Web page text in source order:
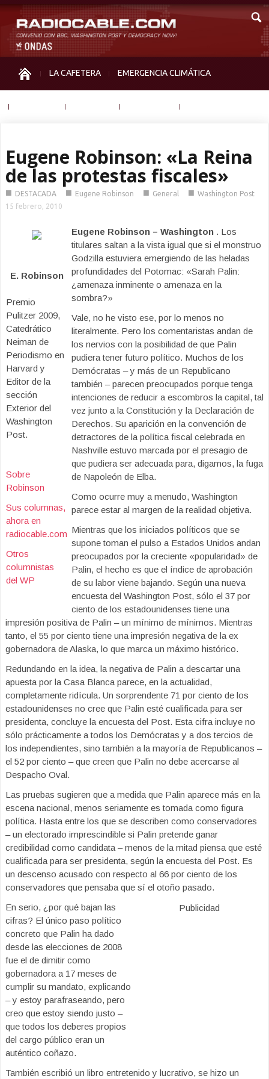
LA CAFETERA EMERGENCIA CLIMÁTICA
Eugene Robinson: «La Reina
de las protestas fiscales»
■ DESTACADA ■ Eugene Robinson ■ General ■ Washington Post
15 febrero, 2010
E. Robinson
Premio
Pulitzer 2009,
Catedrático
Neiman de
Periodismo en
Harvard y
Editor de la
sección
Exterior del
Washington
Post.
Sobre
Robinson
Sus columnas,
ahora en
radiocable.com
Otros
columnistas
del WP
Eugene Robinson – Washington . Los
titulares saltan a la vista igual que si el monstruo
Godzilla estuviera emergiendo de las heladas
profundidades del Potomac: «Sarah Palin:
¿amenaza inminente o amenaza en la
sombra?»
Vale, no he visto ese, por lo menos no
literalmente. Pero los comentaristas andan de
los nervios con la posibilidad de que Palin
pudiera tener futuro político. Muchos de los
Demócratas – y más de un Republicano
también – parecen preocupados porque tenga
intenciones de reducir a escombros la capital, tal
vez junto a la Constitución y la Declaración de
Derechos. Su aparición en la convención de
detractores de la política fiscal celebrada en
Nashville estuvo marcada por el presagio de
que pudiera ser adecuada para, digamos, la fuga
de Napoleón de Elba.
Como ocurre muy a menudo, Washington
parece estar al margen de la realidad objetiva.
Mientras que los iniciados políticos que se
supone toman el pulso a Estados Unidos andan
preocupados por la creciente «popularidad» de
Palin, el hecho es que el índice de aprobación
de su labor viene bajando. Según una nueva
encuesta del Washington Post, sólo el 37 por
ciento de los estadounidenses tiene una
impresión positiva de Palin – un mínimo de mínimos. Mientras
tanto, el 55 por ciento tiene una impresión negativa de la ex
gobernadora de Alaska, lo que marca un máximo histórico.
Redundando en la idea, la negativa de Palin a descartar una
apuesta por la Casa Blanca parece, en la actualidad,
completamente ridícula. Un sorprendente 71 por ciento de los
estadounidenses no cree que Palin esté cualificada para ser
presidenta, concluye la encuesta del Post. Esta cifra incluye no
sólo prácticamente a todos los Demócratas y a dos tercios de
los independientes, sino también a la mayoría de Republicanos –
el 52 por ciento – que creen que Palin no debe acercarse al
Despacho Oval.
Las pruebas sugieren que a medida que Palin aparece más en la
escena nacional, menos seriamente es tomada como figura
política. Hasta entre los que se describen como conservadores
– un electorado imprescindible si Palin pretende ganar
credibilidad como candidata – menos de la mitad piensa que esté
cualificada para ser presidenta, según la encuesta del Post. Es
un descenso acusado con respecto al 66 por ciento de los
conservadores que pensaba que sí el otoño pasado.
Publicidad
En serio, ¿por qué bajan las
cifras? El único paso político
concreto que Palin ha dado
desde las elecciones de 2008
fue el de dimitir como
gobernadora a 17 meses de
cumplir su mandato, explicando
– y estoy parafraseando, pero
creo que estoy siendo justo –
que todos los deberes propios
del cargo público eran un
auténtico coñazo.
También escribió un libro entretenido y lucrativo, se hizo un